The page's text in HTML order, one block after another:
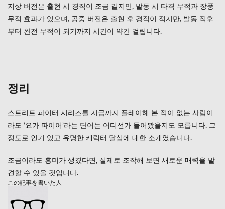
지상 버전은 출현 시 경직이 조금 길지만, 발동 시 타격 무적과 장풍
무적 효과가 있으며, 공중 버전은 출현 후 경직이 적지만, 발동 직후
부터 완전 무적이 되기까지 시간이 약간 걸립니다.
정리
스트리트 파이터 시리즈를 지금까지 플레이해 본 적이 없는 사람이
라도 ‘요가 파이어’라는 단어는 어디선가 들어봤을지도 모릅니다. 그
정도로 인기 있고 유명한 캐릭터 달심에 대한 소개였습니다.
조금이라도 흥미가 생겼다면, 실제로 조작해 보면 새로운 매력을 발
견할 수 있을 것입니다.
この記事を書いた人